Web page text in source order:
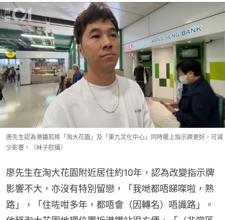
唐先生認為港鐵若將「淘大花園」及「東九文化中心」同時擺上指示牌更好，可減
少影響。（林子慰攝）
廖先生在淘大花園附近居住約10年，認為改變指示牌
影響不大，亦沒有特別留戀，「我哋都唔睇㗎啦，熟
路」，「住咗咁多年，都唔會（因轉名）唔識路」。